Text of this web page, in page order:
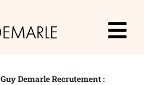
Guy Demarle Recrutement :